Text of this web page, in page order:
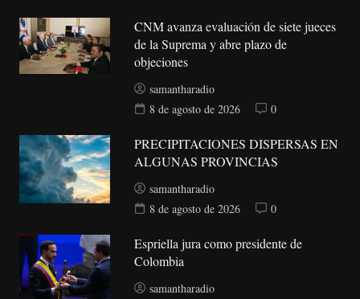
CNM avanza evaluación de siete jueces
de la Suprema y abre plazo de
objeciones
samantharadio
8 de agosto de 2026
0
PRECIPITACIONES DISPERSAS EN
ALGUNAS PROVINCIAS
samantharadio
8 de agosto de 2026
0
Espriella jura como presidente de
Colombia
samantharadio